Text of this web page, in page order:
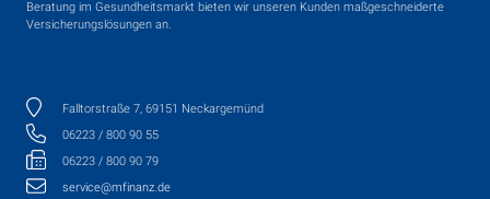
Beratung im Gesundheitsmarkt bieten wir unseren Kunden maßgeschneiderte
Versicherungslösungen an.
Falltorstraße 7, 69151 Neckargemünd
06223 / 800 90 55
06223 / 800 90 79
service@mfinanz.de